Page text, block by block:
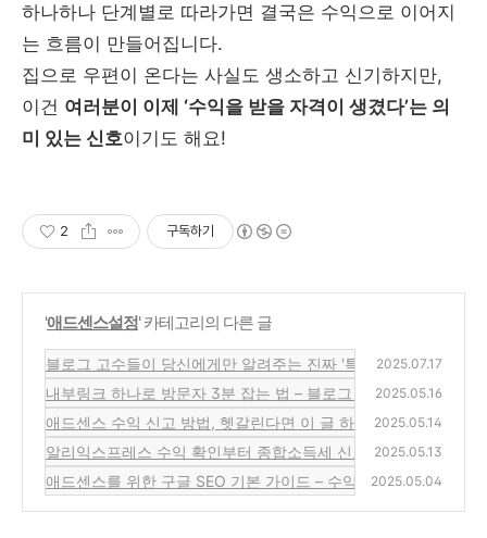
하나하나 단계별로 따라가면 결국은 수익으로 이어지
는 흐름이 만들어집니다.
집으로 우편이 온다는 사실도 생소하고 신기하지만,
이건 여러분이 이제 ‘수익을 받을 자격이 생겼다’는 의
미 있는 신호이기도 해요!
2 구독하기
'애드센스설정' 카테고리의 다른 글
블로그 고수들이 당신에게만 알려주는 진짜 '특급 노출 노하우'! (
2025.07.17
내부링크 하나로 방문자 3분 잡는 법 – 블로그 수익 1.5배 올리는
2025.05.16
애드센스 수익 신고 방법, 헷갈린다면 이 글 하나로 해결! 홈택스
2025.05.14
알리익스프레스 수익 확인부터 종합소득세 신고까지, 초보자를
2025.05.13
애드센스를 위한 구글 SEO 기본 가이드 – 수익형 블로그의 첫걸음
2025.05.04